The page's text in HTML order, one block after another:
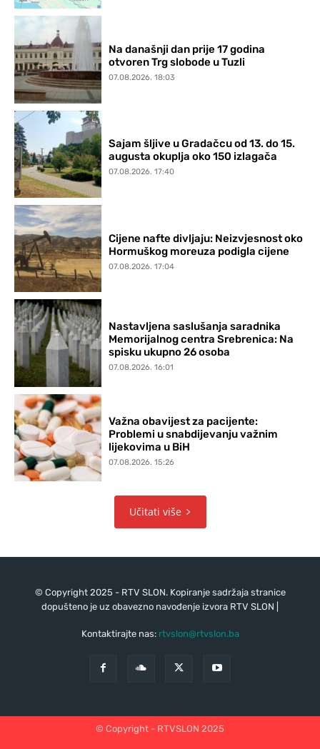
Na današnji dan prije 17 godina
otvoren Trg slobode u Tuzli
07.08.2026. 18:03
Sajam šljive u Gradačcu od 13. do 15.
augusta okuplja oko 150 izlagača
07.08.2026. 17:40
Cijene nafte divljaju: Neizvjesnost oko
Hormuškog moreuza podigla cijene
07.08.2026. 17:04
Nastavljena saslušanja saradnika
Memorijalnog centra Srebrenica: Na
spisku ukupno 26 osoba
07.08.2026. 16:01
Važna obavijest za pacijente:
Problemi u snabdijevanju važnim
lijekovima u BiH
07.08.2026. 15:26
Učitati više
© Copyright 2025 - RTV SLON. Kopiranje sadržaja stranice
dopušteno je uz obavezno navođenje izvora RTV SLON |
Kontaktirajte nas: rtvslon@rtvslon.ba
© Copyright - RTVSLON 2025